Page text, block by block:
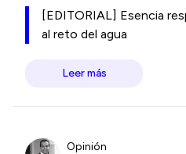
[EDITORIAL] Esencia
al reto del agua
Leer más
Opinión